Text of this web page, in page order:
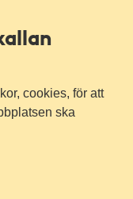
cookies, för att
ska